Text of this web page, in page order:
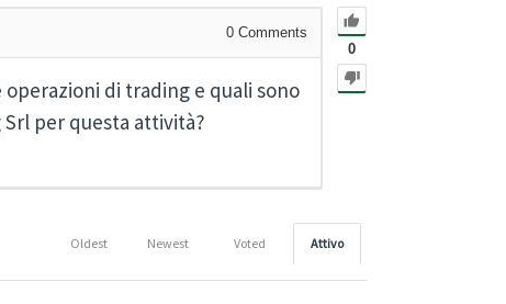
0
0 Comments
di trading e quali sono
Srl per questa attività?
Attivo
Voted
Newest
Oldest